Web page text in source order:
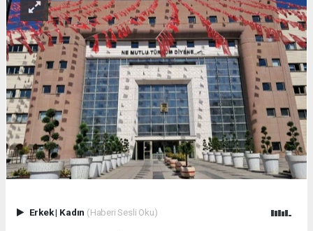
Erkek| Kadın (Haberi Sesli Oku)